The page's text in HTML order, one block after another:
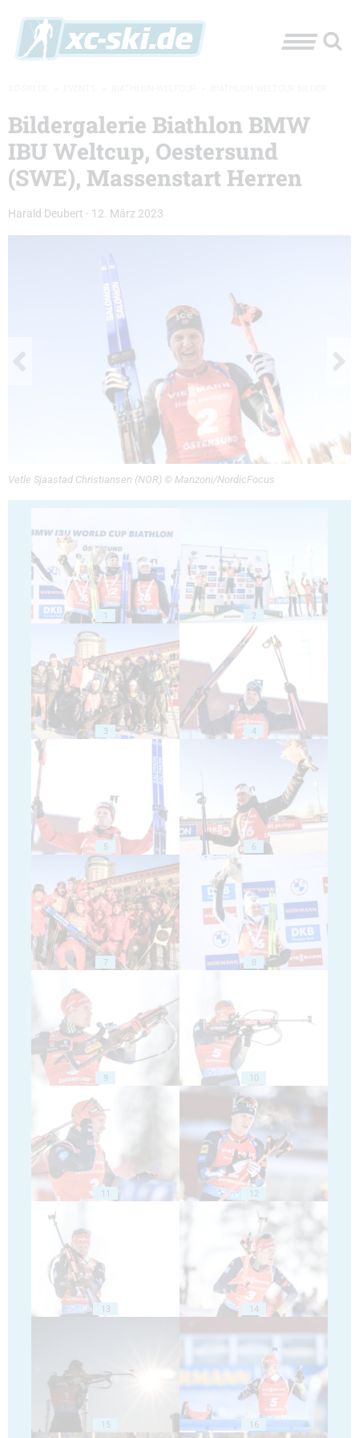
Bildergalerie Biathlon BMW
IBU Weltcup, Oestersund
(SWE), Massenstart Herren
Harald Deubert - 12. März 2023
Vetle Sjaastad Christiansen (NOR) © Manzoni/NordicFocus
1 2
3 4
5 6
7 8
9 10
11 12
13 14
15 16